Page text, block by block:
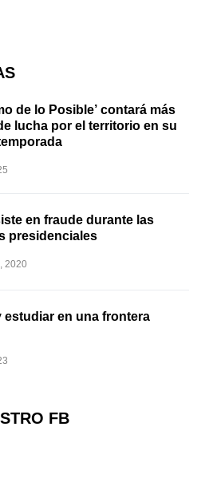
de lo Posible’ contará más
lucha por el territorio en su
en fraude durante las
presidenciales
2020
estudiar en una frontera
FB